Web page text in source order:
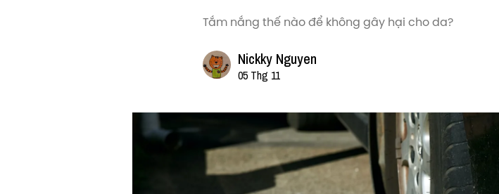
Tắm nắng thế nào để không gây hại cho da?
Nickky Nguyen
05 Thg 11